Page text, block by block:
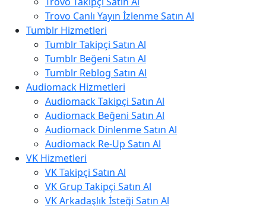
Trovo Canlı Yayın İzlenme Satın Al
Tumblr Hizmetleri
Tumblr Takipçi Satın Al
Tumblr Beğeni Satın Al
Tumblr Reblog Satın Al
Audiomack Hizmetleri
Audiomack Takipçi Satın Al
Audiomack Beğeni Satın Al
Audiomack Dinlenme Satın Al
Audiomack Re-Up Satın Al
VK Hizmetleri
VK Takipçi Satın Al
VK Grup Takipçi Satın Al
VK Arkadaşlık İsteği Satın Al